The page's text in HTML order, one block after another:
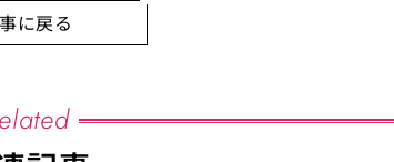
に戻る